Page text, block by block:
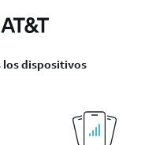
los dispositivos